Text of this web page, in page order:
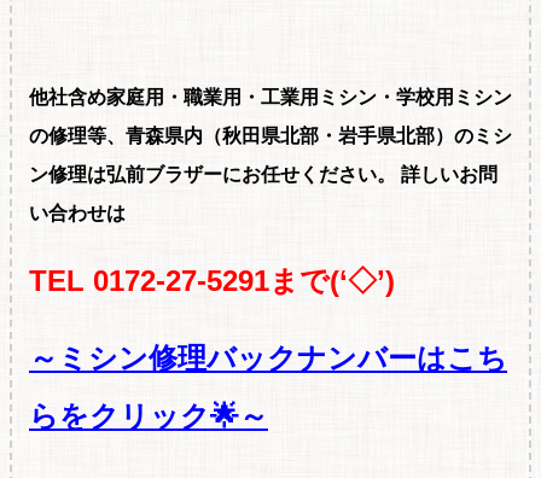
他社含め家庭用・職業用・工業用ミシン・学校用ミシン
の修理等、青森県内（秋田県北部・岩手県北部）のミシ
ン修理は弘前ブラザーにお任せください。
詳しいお問
い合わせは
TEL 0172-27-5291まで(‘◇’)ゞ
～ミシン修理バックナンバーはこち
らをクリック🌟～